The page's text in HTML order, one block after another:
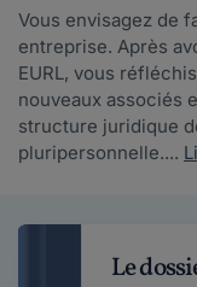
Le
Vous envisagez de
entreprise. Après
EURL, vous
nouveaux associés
structure juridique
pluripersonnelle....